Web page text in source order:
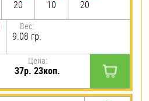
20
10
20
Вес:
9.08 гр.
Цена:
37р. 23коп.